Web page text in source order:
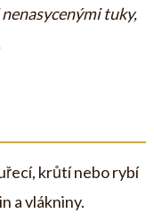
tuky,
krůtí nebo rybí
a vlákniny.